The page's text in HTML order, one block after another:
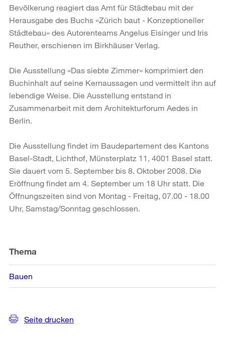
Bevölkerung reagiert das Amt für Städtebau mit der
Herausgabe des Buchs «Zürich baut - Konzeptioneller
Städtebau» des Autorenteams Angelus Eisinger und Iris
Reuther, erschienen im Birkhäuser Verlag.
Die Ausstellung «Das siebte Zimmer» komprimiert den
Buchinhalt auf seine Kernaussagen und vermittelt ihn auf
lebendige Weise. Die Ausstellung entstand in
Zusammenarbeit mit dem Architekturforum Aedes in
Berlin.
Die Ausstellung findet im Baudepartement des Kantons
Basel-Stadt, Lichthof, Münsterplatz 11, 4001 Basel statt.
Sie dauert vom 5. September bis 8. Oktober 2008. Die
Eröffnung findet am 4. September um 18 Uhr statt. Die
Öffnungszeiten sind von Montag - Freitag, 07.00 - 18.00
Uhr, Samstag/Sonntag geschlossen.
Informationen
Thema
Bauen
Seite drucken